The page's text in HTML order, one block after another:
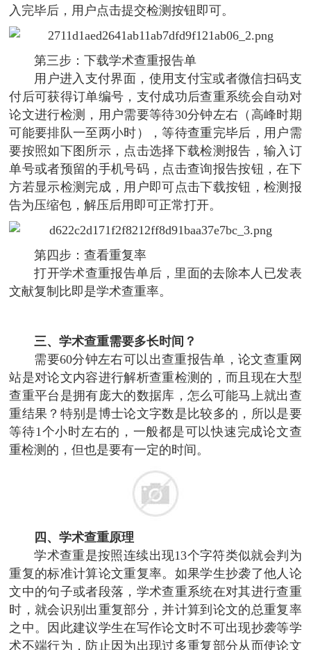
入完毕后，用户点击提交检测按钮即可。
第三步：下载学术查重报告单
用户进入支付界面，使用支付宝或者微信扫码支
付后可获得订单编号，支付成功后查重系统会自动对
论文进行检测，用户需要等待30分钟左右（高峰时期
可能要排队一至两小时），等待查重完毕后，用户需
要按照如下图所示，点击选择下载检测报告，输入订
单号或者预留的手机号码，点击查询报告按钮，在下
方若显示检测完成，用户即可点击下载按钮，检测报
告为压缩包，解压后用即可正常打开。
第四步：查看重复率
打开学术查重报告单后，里面的去除本人已发表
文献复制比即是学术查重率。
三、学术查重需要多长时间？
需要60分钟左右可以出查重报告单，论文查重网
站是对论文内容进行解析查重检测的，而且现在大型
查重平台是拥有庞大的数据库，怎么可能马上就出查
重结果？特别是博士论文字数是比较多的，所以是要
等待1个小时左右的，一般都是可以快速完成论文查
重检测的，但也是要有一定的时间。
四、学术查重原理
学术查重是按照连续出现13个字符类似就会判为
重复的标准计算论文重复率。如果学生抄袭了他人论
文中的句子或者段落，学术查重系统在对其进行查重
时，就会识别出重复部分，并计算到论文的总重复率
之中。因此建议学生在写作论文时不可出现抄袭等学
术不端行为，防止因为出现过多重复部分从而使论文